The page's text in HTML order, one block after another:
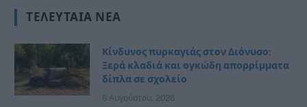
ΤΕΛΕΥΤΑΊΑ ΝΈΑ
Κίνδυνος πυρκαγιάς στον Διόνυσο:
Ξερά κλαδιά και ογκώδη απορρίμματα
δίπλα σε σχολείο
6 Αυγούστου, 2026